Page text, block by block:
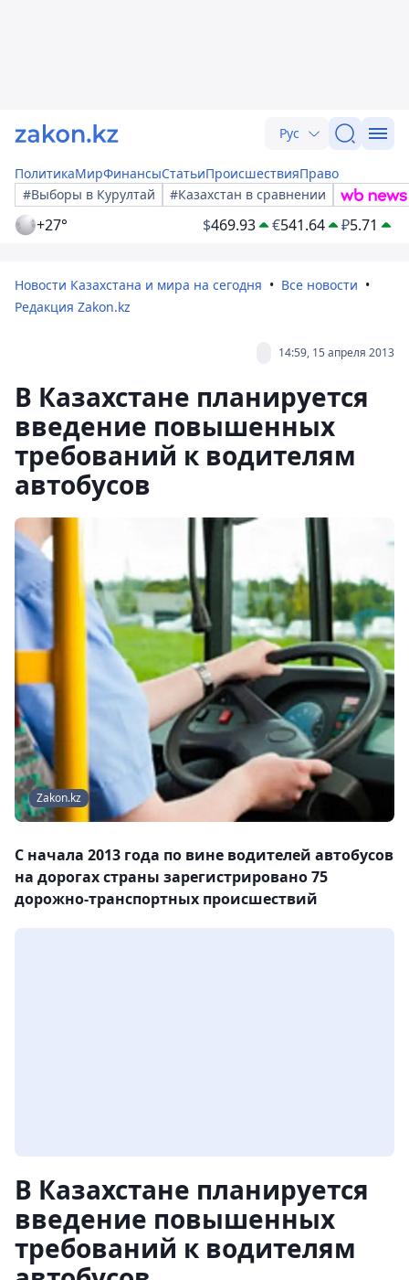
Рус
ПолитикаМирФинансыСтатьиПроисшествияПраво
#Выборы в Курултай
#Казахстан в сравнении
+27° $469.93 €541.64 ₽5.71
Новости Казахстана и мира на сегодня
Все новости
Редакция Zakon.kz
14:59, 15 апреля 2013
В Казахстане планируется
введение повышенных
требований к водителям
автобусов
Zakon.kz
С начала 2013 года по вине водителей автобусов
на дорогах страны зарегистрировано 75
дорожно-транспортных происшествий
В Казахстане планируется
введение повышенных
требований к водителям